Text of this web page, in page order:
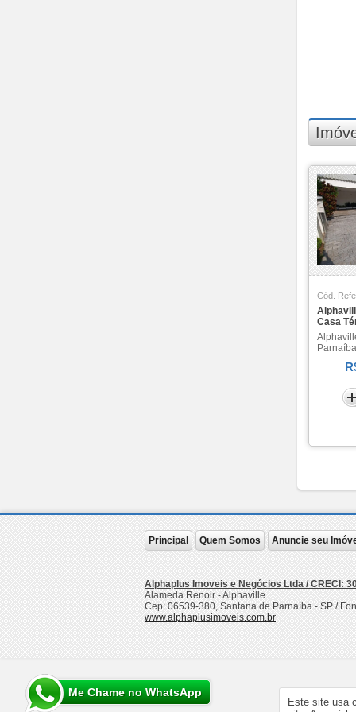
Cód.
Casa
Scenic (4)
Tamboré 1 (3)
Tamboré 10 (2)
Tamboré 5 (3)
Tamboré 7 (3)
Principal Quem Somos Anuncie seu
Alphaplus Imoveis e Negócios Ltda / CRECI:
Alameda Renoir - Alphaville
Cep: 06539-380, Santana de Parnaíba - SP /
www.alphaplusimoveis.com.br
Me Chame no WhatsApp
Este site usa